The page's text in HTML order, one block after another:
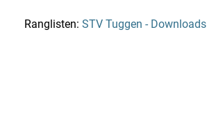
Ranglisten: STV Tuggen - Downloads